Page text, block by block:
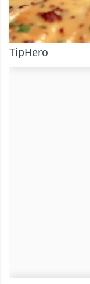
TipHero